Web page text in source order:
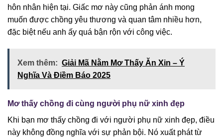
hôn nhân hiện tại. Giấc mơ này cũng phản ánh mong
muốn được chồng yêu thương và quan tâm nhiều hơn,
đặc biệt nếu anh ấy quá bận rộn với công việc.
Xem thêm: Giải Mã Nằm Mơ Thấy Ăn Xin – Ý
Nghĩa Và Điềm Báo 2025
Mơ thấy chồng đi cùng người phụ nữ xinh đẹp
Khi bạn mơ thấy chồng đi với người phụ nữ xinh đẹp, điều
này không đồng nghĩa với sự phản bội. Nó xuất phát từ